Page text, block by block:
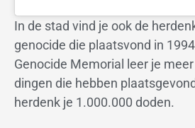
In de stad vind je ook de
genocide die plaatsvond in
Genocide Memorial leer je
dingen die hebben
herdenk je 1.000.000 doden.